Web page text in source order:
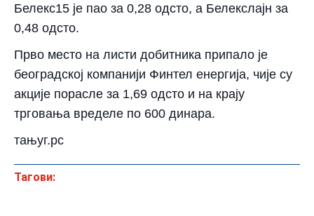
Белекс15 је пао за 0,28 одсто, а Белекслајн за
0,48 одсто.
Прво место на листи добитника припало је
београдској компанији Финтел енергија, чије су
акције порасле за 1,69 одсто и на крају
трговања вределе по 600 динара.
тањуг.рс
Тагови: